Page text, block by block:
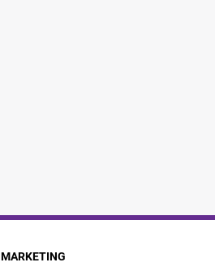
MARKETING